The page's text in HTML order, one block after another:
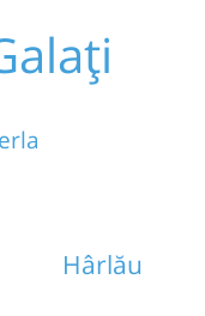
Hârlău